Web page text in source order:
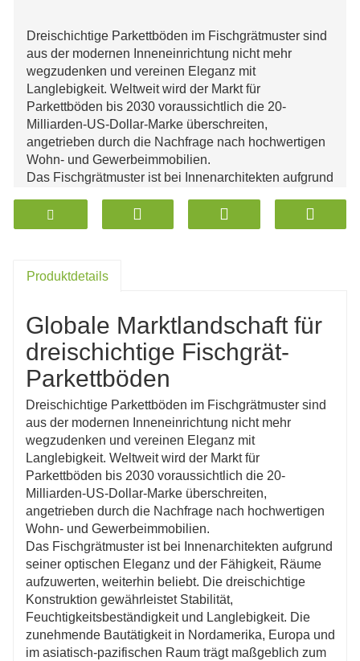
Dreischichtige Parkettböden im Fischgrätmuster sind
aus der modernen Inneneinrichtung nicht mehr
wegzudenken und vereinen Eleganz mit
Langlebigkeit. Weltweit wird der Markt für
Parkettböden bis 2030 voraussichtlich die 20-
Milliarden-US-Dollar-Marke überschreiten,
angetrieben durch die Nachfrage nach hochwertigen
Wohn- und Gewerbeimmobilien.
Das Fischgrätmuster ist bei Innenarchitekten aufgrund
aufzuwerten, weiterhin beliebt. Die dreischichtige
Konstruktion gewährleistet Stabilität,
und im asiatisch-pazifischen Raum trägt maßgeblich
Produktdetails
Globale Marktlandschaft für
dreischichtige Fischgrät-
Parkettböden
Dreischichtige Parkettböden im Fischgrätmuster sind
aus der modernen Inneneinrichtung nicht mehr
wegzudenken und vereinen Eleganz mit
Langlebigkeit. Weltweit wird der Markt für
Parkettböden bis 2030 voraussichtlich die 20-
Milliarden-US-Dollar-Marke überschreiten,
angetrieben durch die Nachfrage nach hochwertigen
Wohn- und Gewerbeimmobilien.
Das Fischgrätmuster ist bei Innenarchitekten aufgrund
seiner optischen Eleganz und der Fähigkeit, Räume
aufzuwerten, weiterhin beliebt. Die dreischichtige
Konstruktion gewährleistet Stabilität,
Feuchtigkeitsbeständigkeit und Langlebigkeit. Die
zunehmende Bautätigkeit in Nordamerika, Europa und
im asiatisch-pazifischen Raum trägt maßgeblich zum